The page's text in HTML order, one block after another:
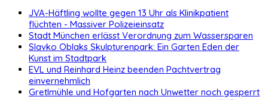
JVA-Häftling wollte gegen 13 Uhr als Klinikpatient
flüchten - Massiver Polizeieinsatz
Stadt München erlässt Verordnung zum Wassersparen
Slavko Oblaks Skulpturenpark: Ein Garten Eden der
Kunst im Stadtpark
EVL und Reinhard Heinz beenden Pachtvertrag
einvernehmlich
Gretlmühle und Hofgarten nach Unwetter noch gesperrt